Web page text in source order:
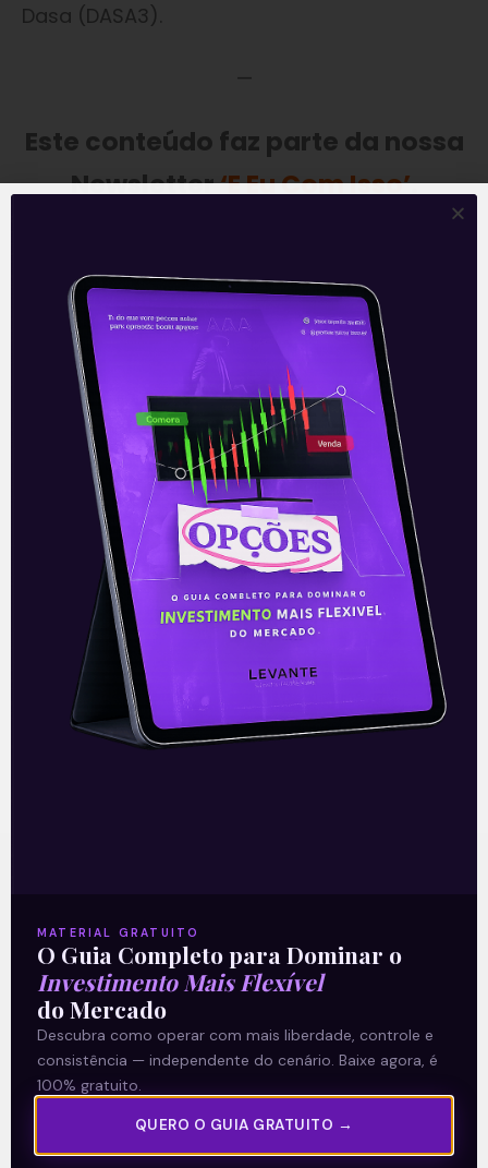
Dasa (DASA3).
—
Este conteúdo faz parte da nossa
Newsletter‘E Eu Com Isso’.
—
Leia também:Resultados da
SulAmérica (SULA11) do 2T21.
Acompanhe nossas Redes Sociais!
O conteúdo foi útil para você? Compartilhe!
Recomendado para
você
Ouvindo o que o Copom não
disse
MATERIAL GRATUITO
O Guia Completo para Dominar o
Investimento Mais Flexível
do Mercado
Descubra como operar com mais liberdade, controle e
consistência — independente do cenário. Baixe agora, é
100% gratuito.
QUERO O GUIA GRATUITO →